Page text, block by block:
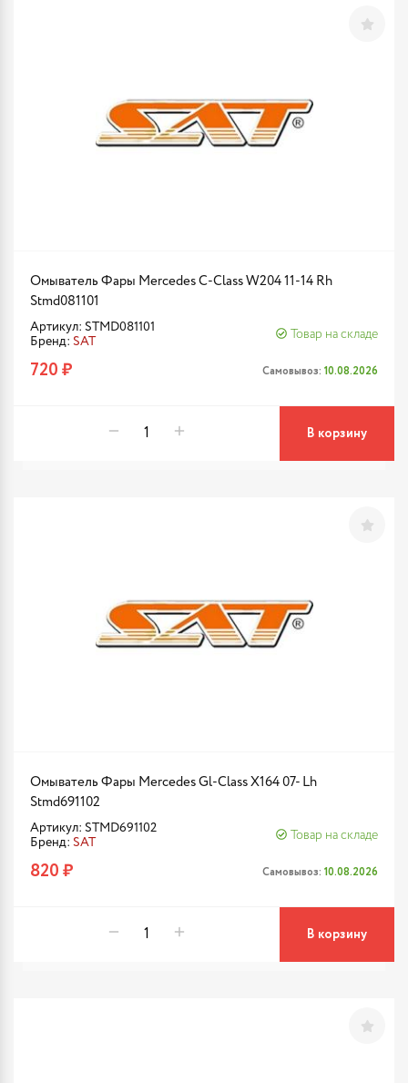
Омыватель Фары Mercedes C-Class W204 11-14 Rh
Stmd081101
Артикул: STMD081101
Бренд: SAT
Товар на складе
720 ₽ Самовывоз: 10.08.2026
В корзину
Омыватель Фары Mercedes Gl-Class X164 07- Lh
Stmd691102
Артикул: STMD691102
Бренд: SAT
Товар на складе
820 ₽ Самовывоз: 10.08.2026
В корзину